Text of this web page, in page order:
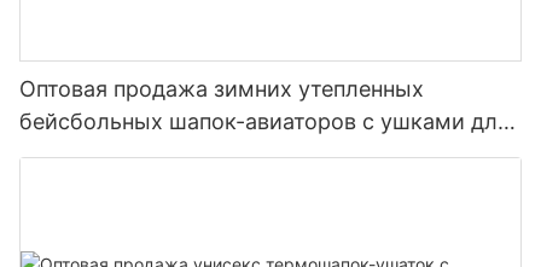
Оптовая продажа зимних утепленных
бейсбольных шапок-авиаторов с ушками для
женщин - теплая стеганая шапка-ушанка